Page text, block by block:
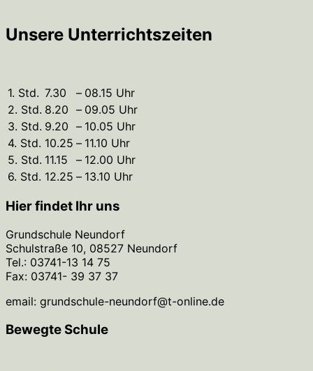
Unsere Unterrichtszeiten
1. Std. 7.30 – 08.15 Uhr
2. Std. 8.20 – 09.05 Uhr
3. Std. 9.20 – 10.05 Uhr
4. Std. 10.25 – 11.10 Uhr
5. Std. 11.15 – 12.00 Uhr
6. Std. 12.25 – 13.10 Uhr
Hier findet Ihr uns
Grundschule Neundorf
Schulstraße 10, 08527 Neundorf
Tel.: 03741-13 14 75
Fax: 03741- 39 37 37
email: grundschule-neundorf@t-online.de
Bewegte Schule